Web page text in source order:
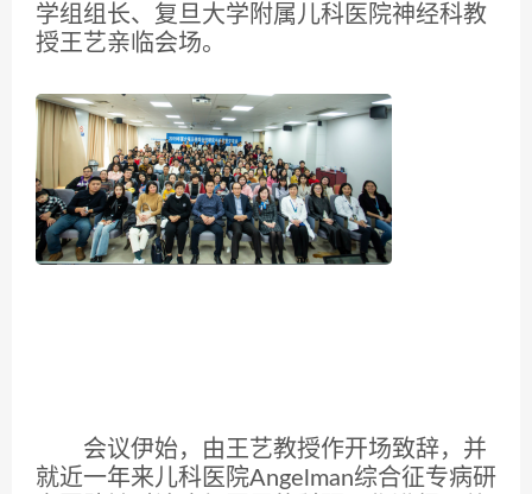
学组组长、复旦大学附属儿科医院神经科教
授王艺亲临会场。
会议伊始，由王艺教授作开场致辞，并
就近一年来儿科医院Angelman综合征专病研